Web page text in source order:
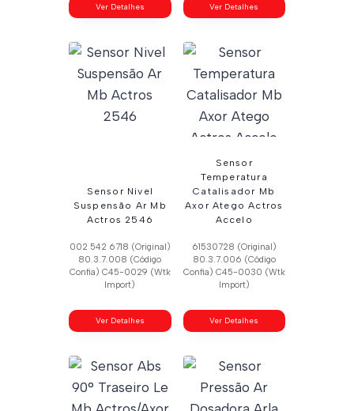
Ver Detalhes Ver Detalhes
Sensor Nivel
Suspensão Ar Mb
Actros 2546
002 542 6718 (Original)
80.3.7.008 (Código
Confia) C45-0029 (Wtk
Import)
Ver Detalhes
Sensor
Temperatura
Catalisador Mb
Axor Atego Actros
Accelo
61530728 (Original)
80.3.7.006 (Código
Confia) C45-0030 (Wtk
Import)
Ver Detalhes